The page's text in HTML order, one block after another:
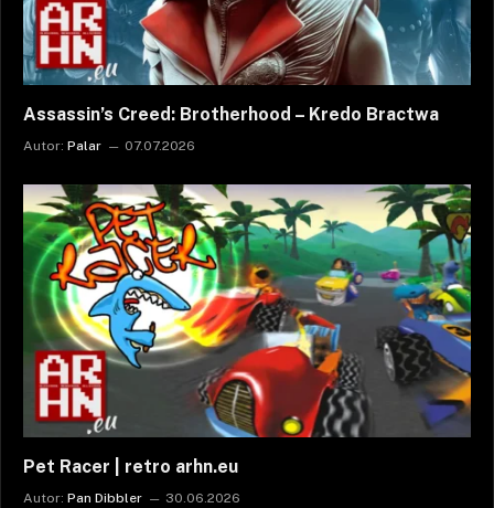
Assassin’s Creed: Brotherhood – Kredo Bractwa
Autor: Palar 07.07.2026
Pet Racer | retro arhn.eu
Autor: Pan Dibbler 30.06.2026